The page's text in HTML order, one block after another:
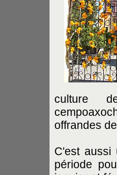
culture
offrandes
C'est aussi
période